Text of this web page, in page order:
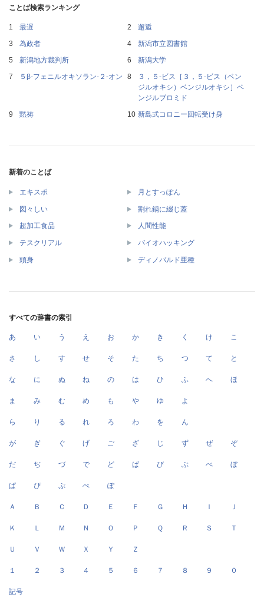
ことば検索ランキング
最遅
邂逅
為政者
新潟市立図書館
新潟地方裁判所
新潟大学
５β‐フェニルオキソラン‐２‐オン
３，５‐ビス［３，５‐ビス（ベン
ジルオキシ）ベンジルオキシ］ベ
ンジルブロミド
黙祷
新島式コロニー回転受け身
新着のことば
エキスポ 月とすっぽん
図々しい 割れ鍋に綴じ蓋
超加工食品 人間性能
テスクリアル バイオハッキング
頭身 ディノバルド亜種
すべての辞書の索引
あ い う え お か き く け こ
さ し す せ そ た ち つ て と
な に ぬ ね の は ひ ふ へ ほ
ま み む め も や ゆ よ
ら り る れ ろ わ を ん
が ぎ ぐ げ ご ざ じ ず ぜ ぞ
だ ぢ づ で ど ば び ぶ べ ぼ
ぱ ぴ ぷ ぺ ぽ
Ａ Ｂ Ｃ Ｄ Ｅ Ｆ Ｇ Ｈ Ｉ Ｊ
Ｋ Ｌ Ｍ Ｎ Ｏ Ｐ Ｑ Ｒ Ｓ Ｔ
Ｕ Ｖ Ｗ Ｘ Ｙ Ｚ
１ ２ ３ ４ ５ ６ ７ ８ ９ ０
記号